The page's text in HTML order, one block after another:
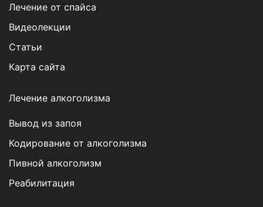
Лечение от спайса
Видеолекции
Статьи
Карта сайта
Лечение алкоголизма
Вывод из запоя
Кодирование от алкоголизма
Пивной алкоголизм
Реабилитация